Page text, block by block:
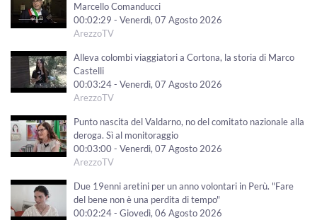
Marcello Comanducci
00:02:29 - Venerdì, 07 Agosto 2026
ArezzoTV
Alleva colombi viaggiatori a Cortona, la storia di Marco
Castelli
00:03:24 - Venerdì, 07 Agosto 2026
ArezzoTV
Punto nascita del Valdarno, no del comitato nazionale alla
deroga. Sì al monitoraggio
00:03:00 - Venerdì, 07 Agosto 2026
ArezzoTV
Due 19enni aretini per un anno volontari in Perù. "Fare
del bene non è una perdita di tempo"
00:02:24 - Giovedì, 06 Agosto 2026